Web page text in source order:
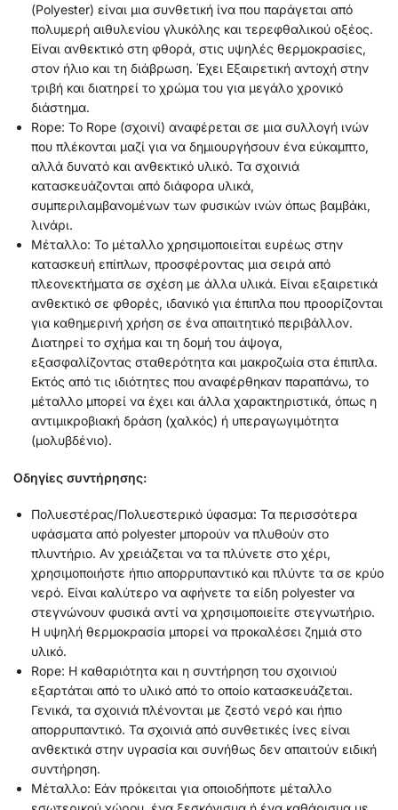
(Polyester) είναι μια συνθετική ίνα που παράγεται από
πολυμερή αιθυλενίου γλυκόλης και τερεφθαλικού οξέος.
Είναι ανθεκτικό στη φθορά, στις υψηλές θερμοκρασίες,
στον ήλιο και τη διάβρωση. Έχει Εξαιρετική αντοχή στην
τριβή και διατηρεί το χρώμα του για μεγάλο χρονικό
διάστημα.
Rope: Το Rope (σχοινί) αναφέρεται σε μια συλλογή ινών
που πλέκονται μαζί για να δημιουργήσουν ένα εύκαμπτο,
αλλά δυνατό και ανθεκτικό υλικό. Τα σχοινιά
κατασκευάζονται από διάφορα υλικά,
συμπεριλαμβανομένων των φυσικών ινών όπως βαμβάκι,
λινάρι.
Μέταλλο: Το μέταλλο χρησιμοποιείται ευρέως στην
κατασκευή επίπλων, προσφέροντας μια σειρά από
πλεονεκτήματα σε σχέση με άλλα υλικά. Είναι εξαιρετικά
ανθεκτικό σε φθορές, ιδανικό για έπιπλα που προορίζονται
για καθημερινή χρήση σε ένα απαιτητικό περιβάλλον.
Διατηρεί το σχήμα και τη δομή του άψογα,
εξασφαλίζοντας σταθερότητα και μακροζωία στα έπιπλα.
Εκτός από τις ιδιότητες που αναφέρθηκαν παραπάνω, το
μέταλλο μπορεί να έχει και άλλα χαρακτηριστικά, όπως η
αντιμικροβιακή δράση (χαλκός) ή υπεραγωγιμότητα
(μολυβδένιο).
Οδηγίες συντήρησης:
Πολυεστέρας/Πολυεστερικό ύφασμα: Τα περισσότερα
υφάσματα από polyester μπορούν να πλυθούν στο
πλυντήριο. Αν χρειάζεται να τα πλύνετε στο χέρι,
χρησιμοποιήστε ήπιο απορρυπαντικό και πλύντε τα σε κρύο
νερό. Είναι καλύτερο να αφήνετε τα είδη polyester να
στεγνώνουν φυσικά αντί να χρησιμοποιείτε στεγνωτήριο.
Η υψηλή θερμοκρασία μπορεί να προκαλέσει ζημιά στο
υλικό.
Rope: Η καθαριότητα και η συντήρηση του σχοινιού
εξαρτάται από το υλικό από το οποίο κατασκευάζεται.
Γενικά, τα σχοινιά πλένονται με ζεστό νερό και ήπιο
απορρυπαντικό. Τα σχοινιά από συνθετικές ίνες είναι
ανθεκτικά στην υγρασία και συνήθως δεν απαιτούν ειδική
συντήρηση.
Μέταλλο: Εάν πρόκειται για οποιοδήποτε μέταλλο